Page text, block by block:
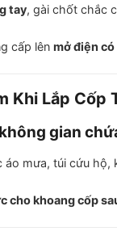
tay, gài chốt chắc
cấp lên mở điện
Khi Lắp Cốp
không gian
áo mưa, túi cứu
cho khoang cốp